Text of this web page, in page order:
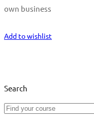
own business
Add to wishlist
Search
Search